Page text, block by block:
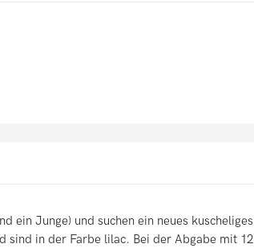
ein Junge) und suchen ein neues kuscheliges
sind in der Farbe lilac. Bei der Abgabe mit 12